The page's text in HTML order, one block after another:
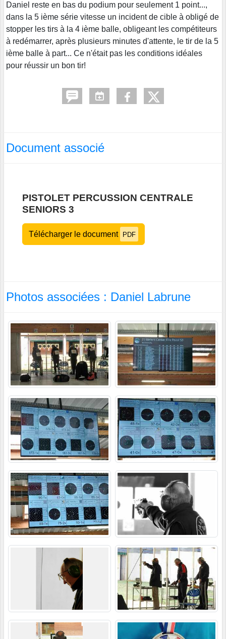
Daniel reste en bas du podium pour seulement 1 point...,
dans la 5 ième série vitesse un incident de cible à obligé de
stopper les tirs à la 4 ième balle, obligeant les compétiteurs
à redémarrer, après plusieurs minutes d'attente, le tir de la 5
ième balle à part... Ce n'était pas les conditions idéales
pour réussir un bon tir!
Document associé
PISTOLET PERCUSSION CENTRALE
SENIORS 3
Télécharger le document PDF
Photos associées : Daniel Labrune